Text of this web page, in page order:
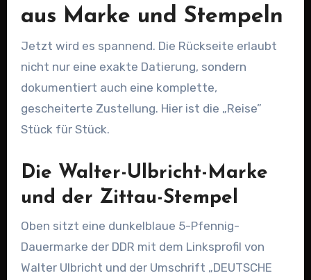
aus Marke und Stempeln
Jetzt wird es spannend. Die Rückseite erlaubt
nicht nur eine exakte Datierung, sondern
dokumentiert auch eine komplette,
gescheiterte Zustellung. Hier ist die „Reise”
Stück für Stück.
Die Walter-Ulbricht-Marke
und der Zittau-Stempel
Oben sitzt eine dunkelblaue 5-Pfennig-
Dauermarke der DDR mit dem Linksprofil von
Walter Ulbricht und der Umschrift „DEUTSCHE